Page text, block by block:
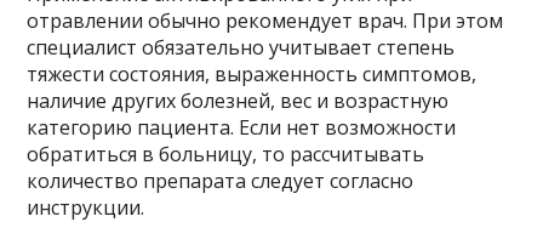
отравлении обычно рекомендует врач. При этом
специалист обязательно учитывает степень
тяжести состояния, выраженность симптомов,
наличие других болезней, вес и возрастную
категорию пациента. Если нет возможности
обратиться в больницу, то рассчитывать
количество препарата следует согласно
инструкции.